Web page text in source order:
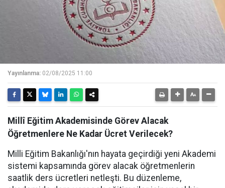
Yayınlanma: 02/08/2025 11:00
Millî Eğitim Akademisinde Görev Alacak
Öğretmenlere Ne Kadar Ücret Verilecek?
Milli Eğitim Bakanlığı'nın hayata geçirdiği yeni Akademi
sistemi kapsamında görev alacak öğretmenlerin
saatlik ders ücretleri netleşti. Bu düzenleme,